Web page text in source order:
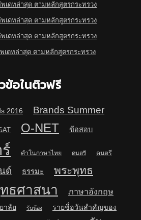
เดทล่าสุด ตามหลักสูตรกระทรวง
เดทล่าสุด ตามหลักสูตรกระทรวง
เดทล่าสุด ตามหลักสูตรกระทรวง
เดทล่าสุด ตามหลักสูตรกระทรวง
ข้อในติวฟรี
2016
Brands Summer
O-NET ข้อสอบ
คำในภาษาไทย ดนตรี ดนตรี
ด์ ธรรมะ
พระพุทธ
ธศาสนา ภาษาอังกฤษ
าลัย รับน้อง
รายชื่อวันสำคัญของ